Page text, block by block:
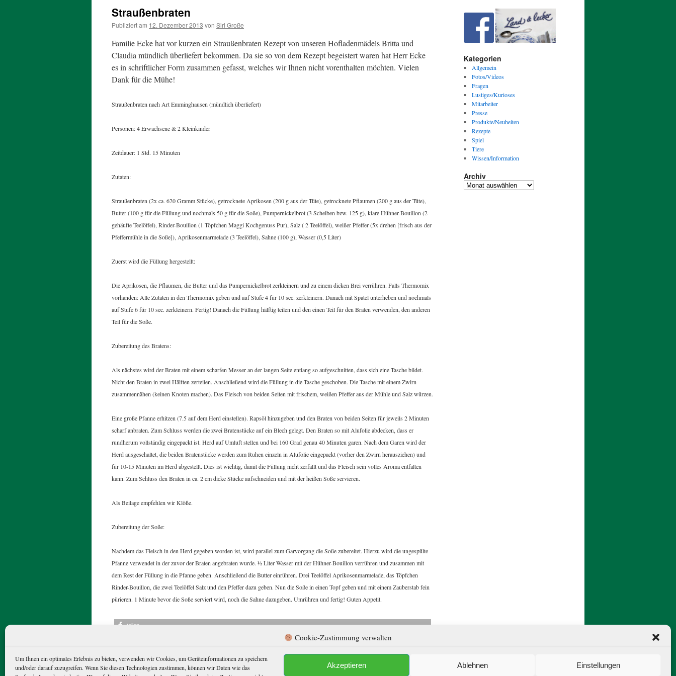
Cookie-Zustimmung verwalten
Um Ihnen ein optimales Erlebnis zu bieten, verwenden wir Cookies, um Geräteinformationen zu speichern
und/oder darauf zuzugreifen. Wenn Sie diesen Technologien zustimmen, können wir Daten wie das
Akzeptieren Ablehnen Einstellungen
Straußenbraten
Publiziert am 12. Dezember 2013 von Siri Große
Familie Ecke hat vor kurzen ein Straußenbraten Rezept von unseren Hofladenmädels Britta und
Claudia mündlich überliefert bekommen. Da sie so von dem Rezept begeistert waren hat Herr Ecke
es in schriftlicher Form zusammen gefasst, welches wir Ihnen nicht vorenthalten möchten. Vielen
Dank für die Mühe!
Straußenbraten nach Art Emminghausen (mündlich überliefert)
Personen: 4 Erwachsene & 2 Kleinkinder
Zeitdauer: 1 Std. 15 Minuten
Zutaten:
Straußenbraten (2x ca. 620 Gramm Stücke), getrocknete Aprikosen (200 g aus der Tüte), getrocknete Pflaumen (200 g aus der Tüte),
Butter (100 g für die Füllung und nochmals 50 g für die Soße), Pumpernickelbrot (3 Scheiben bzw. 125 g), klare Hühner-Bouillon (2
gehäufte Teelöffel), Rinder-Bouillon (1 Töpfchen Maggi Kochgenuss Pur), Salz ( 2 Teelöffel), weißer Pfeffer (5x drehen [frisch aus der
Pfeffermühle in die Soße]), Aprikosenmarmelade (3 Teelöffel), Sahne (100 g), Wasser (0,5 Liter)
Zuerst wird die Füllung hergestellt:
Die Aprikosen, die Pflaumen, die Butter und das Pumpernickelbrot zerkleinern und zu einem dicken Brei verrühren. Falls Thermomix
vorhanden: Alle Zutaten in den Thermomix geben und auf Stufe 4 für 10 sec. zerkleinern. Danach mit Spatel unterheben und nochmals
auf Stufe 6 für 10 sec. zerkleinern. Fertig! Danach die Füllung hälftig teilen und den einen Teil für den Braten verwenden, den anderen
Teil für die Soße.
Zubereitung des Bratens:
Als nächstes wird der Braten mit einem scharfen Messer an der langen Seite entlang so aufgeschnitten, dass sich eine Tasche bildet.
Nicht den Braten in zwei Hälften zerteilen. Anschließend wird die Füllung in die Tasche geschoben. Die Tasche mit einem Zwirn
zusammennähen (keinen Knoten machen). Das Fleisch von beiden Seiten mit frischem, weißen Pfeffer aus der Mühle und Salz würzen.
Eine große Pfanne erhitzen (7.5 auf dem Herd einstellen). Rapsöl hinzugeben und den Braten von beiden Seiten für jeweils 2 Minuten
scharf anbraten. Zum Schluss werden die zwei Bratenstücke auf ein Blech gelegt. Den Braten so mit Alufolie abdecken, dass er
rundherum vollständig eingepackt ist. Herd auf Umluft stellen und bei 160 Grad genau 40 Minuten garen. Nach dem Garen wird der
Herd ausgeschaltet, die beiden Bratenstücke werden zum Ruhen einzeln in Alufolie eingepackt (vorher den Zwirn herausziehen) und
für 10-15 Minuten im Herd abgestellt. Dies ist wichtig, damit die Füllung nicht zerfällt und das Fleisch sein volles Aroma entfalten
kann. Zum Schluss den Braten in ca. 2 cm dicke Stücke aufschneiden und mit der heißen Soße servieren.
Als Beilage empfehlen wir Klöße.
Zubereitung der Soße:
Nachdem das Fleisch in den Herd gegeben worden ist, wird parallel zum Garvorgang die Soße zubereitet. Hierzu wird die ungespülte
Pfanne verwendet in der zuvor der Braten angebraten wurde. ½ Liter Wasser mit der Hühner-Bouillon verrühren und zusammen mit
dem Rest der Füllung in die Pfanne geben. Anschließend die Butter einrühren. Drei Teelöffel Aprikosenmarmelade, das Töpfchen
Rinder-Bouillon, die zwei Teelöffel Salz und den Pfeffer dazu geben. Nun die Soße in einen Topf geben und mit einem Zauberstab fein
pürieren. 1 Minute bevor die Soße serviert wird, noch die Sahne dazugeben. Umrühren und fertig! Guten Appetit.
teilen
Wissen/Informationabgelegt und mitRezept,Straußenbraten
←Neueröffnung Hofladen
Kategorien
Allgemein
Fotos/Videos
Fragen
Lustiges/Kurioses
Mitarbeiter
Presse
Produkte/Neuheiten
Rezepte
Spiel
Tiere
Wissen/Information
Archiv
Archiv